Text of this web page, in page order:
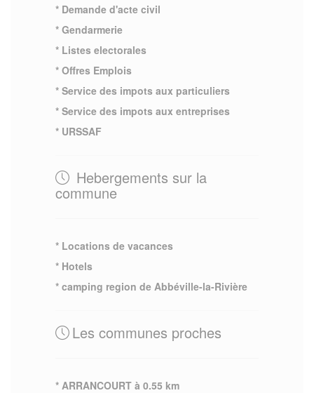
* Demande d'acte civil
* Gendarmerie
* Listes electorales
* Offres Emplois
* Service des impots aux particuliers
* Service des impots aux entreprises
* URSSAF
Hebergements sur la
commune
* Locations de vacances
* Hotels
* camping region de Abbéville-la-Rivière
Les communes proches
* ARRANCOURT à 0.55 km